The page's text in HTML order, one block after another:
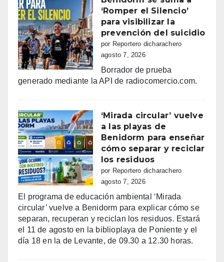
‘Romper el Silencio’
para visibilizar la
prevención del suicidio
por Reportero dicharachero
agosto 7, 2026
Borrador de prueba
generado mediante la API de radiocomercio.com.
‘Mirada circular’ vuelve
a las playas de
Benidorm para enseñar
cómo separar y reciclar
los residuos
por Reportero dicharachero
agosto 7, 2026
El programa de educación ambiental ‘Mirada
circular’ vuelve a Benidorm para explicar cómo se
separan, recuperan y reciclan los residuos. Estará
el 11 de agosto en la biblioplaya de Poniente y el
día 18 en la de Levante, de 09.30 a 12.30 horas.